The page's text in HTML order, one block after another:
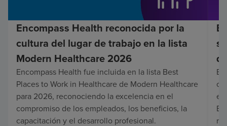
Encompass Health reconocida por la
cultura del lugar de trabajo en la lista
Modern Healthcare 2026
Encompass Health fue incluida en la lista Best
Places to Work in Healthcare de Modern Healthcare
para 2026, reconociendo la excelencia en el
compromiso de los empleados, los beneficios, la
capacitación y el desarrollo profesional.